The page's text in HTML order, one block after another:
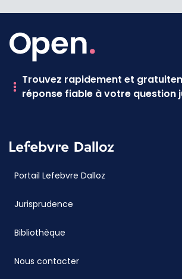
Trouvez rapidement et
réponse fiable à votre question
Portail Lefebvre Dalloz
Jurisprudence
Bibliothèque
Nous contacter